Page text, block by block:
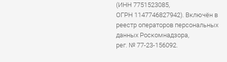
(ИНН 7751523085,
ОГРН 1147746827942). Включён в
реестр операторов персональных
данных Роскомнадзора,
рег. № 77-23-156092.